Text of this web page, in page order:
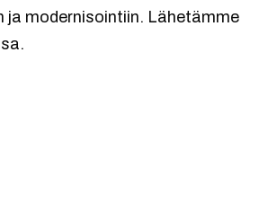
ja modernisointiin. Lähetämme